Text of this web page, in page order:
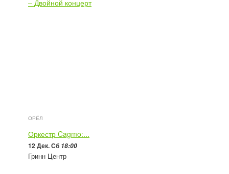
ОРЁЛ
Оркестр Cagmo:...
12 Дек. Сб 18:00
Гринн Центр